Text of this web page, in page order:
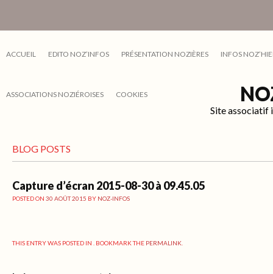
ACCUEIL EDITO NOZ’INFOS PRÉSENTATION NOZIÈRES INFOS
ASSOCIATIONS NOZIÉROISES COOKIES
Site associatif
BLOG POSTS
Capture d’écran 2015-08-30 à 09.45.05
POSTED ON 30 AOÛT 2015 BY NOZ-INFOS
THIS ENTRY WAS POSTED IN . BOOKMARK THE PERMALINK